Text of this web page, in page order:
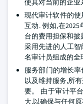
使其对当前的企业
现代审计软件的
互动. 例如,在
台的费用担保和
采用先进的人工智
名审计员组成的全
服务部门的增长
以及维持服务,所
要。 由于审计平
大,以确保与任何